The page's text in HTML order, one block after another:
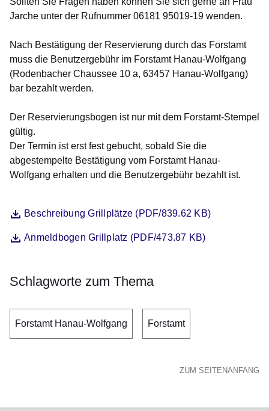
Jarche unter der Rufnummer 06181 95019-19 wenden.
Nach Bestätigung der Reservierung durch das Forstamt
muss die Benutzergebühr im Forstamt Hanau-Wolfgang
(Rodenbacher Chaussee 10 a, 63457 Hanau-Wolfgang)
bar bezahlt werden.
Der Reservierungsbogen ist nur mit dem Forstamt-Stempel
gültig.
Der Termin ist erst fest gebucht, sobald Sie die
abgestempelte Bestätigung vom Forstamt Hanau-
Wolfgang erhalten und die Benutzergebühr bezahlt ist.
DateiBeschreibung Grillplätze (PDF/839.62 KB)
Öffnet sich in einem neuen Fenster
DateiAnmeldbogen Grillplatz (PDF/473.87 KB)
Öffnet sich in einem neuen Fenster
Schlagworte zum Thema
Forstamt Hanau-Wolfgang Forstamt
ZUM SEITENANFANG